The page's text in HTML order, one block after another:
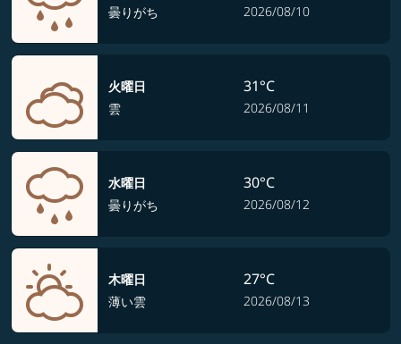
曇りがち 2026/08/10
火曜日
雲
31°C
2026/08/11
水曜日
曇りがち
30°C
2026/08/12
木曜日
薄い雲
27°C
2026/08/13